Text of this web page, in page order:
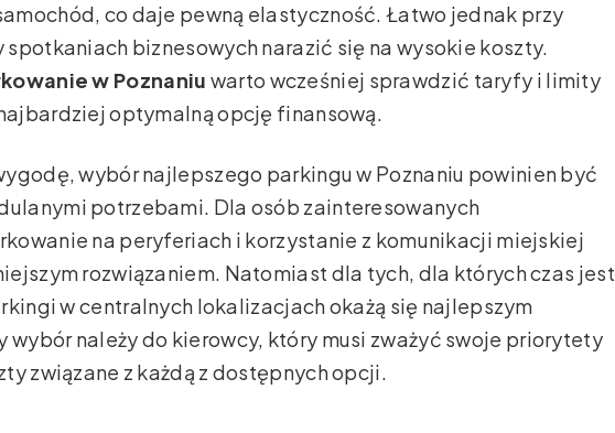
co daje pewną elastyczność. Łatwo jednak przy
spotkaniach biznesowych narazić się na wysokie koszty.
w Poznaniu warto wcześniej sprawdzić taryfy i limity
optymalną opcję finansową.
wybór najlepszego parkingu w Poznaniu powinien być
potrzebami. Dla osób zainteresowanych
na peryferiach i korzystanie z komunikacji miejskiej
rozwiązaniem. Natomiast dla tych, dla których czas jest
w centralnych lokalizacjach okażą się najlepszym
wybór należy do kierowcy, który musi zważyć swoje priorytety
związane z każdą z dostępnych opcji.